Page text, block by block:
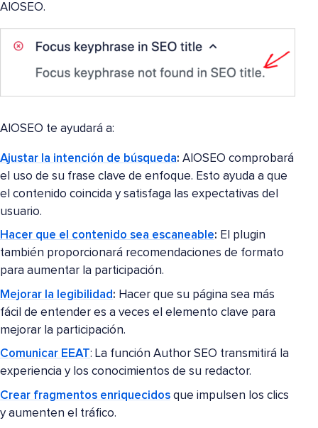
AIOSEO.
AIOSEO te ayudará a:
Ajustar la intención de búsqueda: AIOSEO comprobará
el uso de su frase clave de enfoque. Esto ayuda a que
el contenido coincida y satisfaga las expectativas del
usuario.
Hacer que el contenido sea escaneable: El plugin
también proporcionará recomendaciones de formato
para aumentar la participación.
Mejorar la legibilidad: Hacer que su página sea más
fácil de entender es a veces el elemento clave para
mejorar la participación.
Comunicar EEAT: La función Author SEO transmitirá la
experiencia y los conocimientos de su redactor.
Crear fragmentos enriquecidos que impulsen los clics
y aumenten el tráfico.